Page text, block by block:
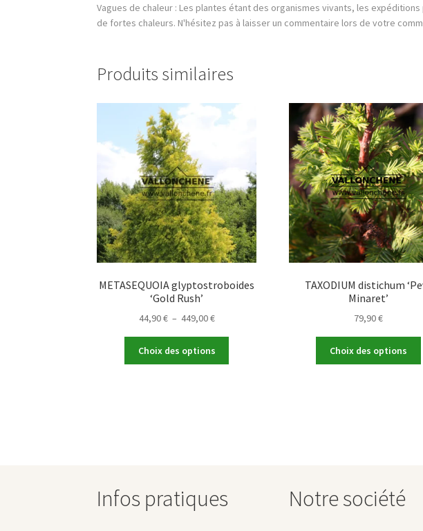
Vagues de chaleur : Les plantes étant des organismes vivants, les
de fortes chaleurs. N'hésitez pas à laisser un commentaire lors de votre
Produits similaires
METASEQUOIA glyptostroboides
‘Gold Rush’
44,90€ – 449,00€Plage
prix :
44,90 €
Choix des options
TAXODIUM distichum
Minaret’
79,90€
Choix des options
Infos pratiques Notre société